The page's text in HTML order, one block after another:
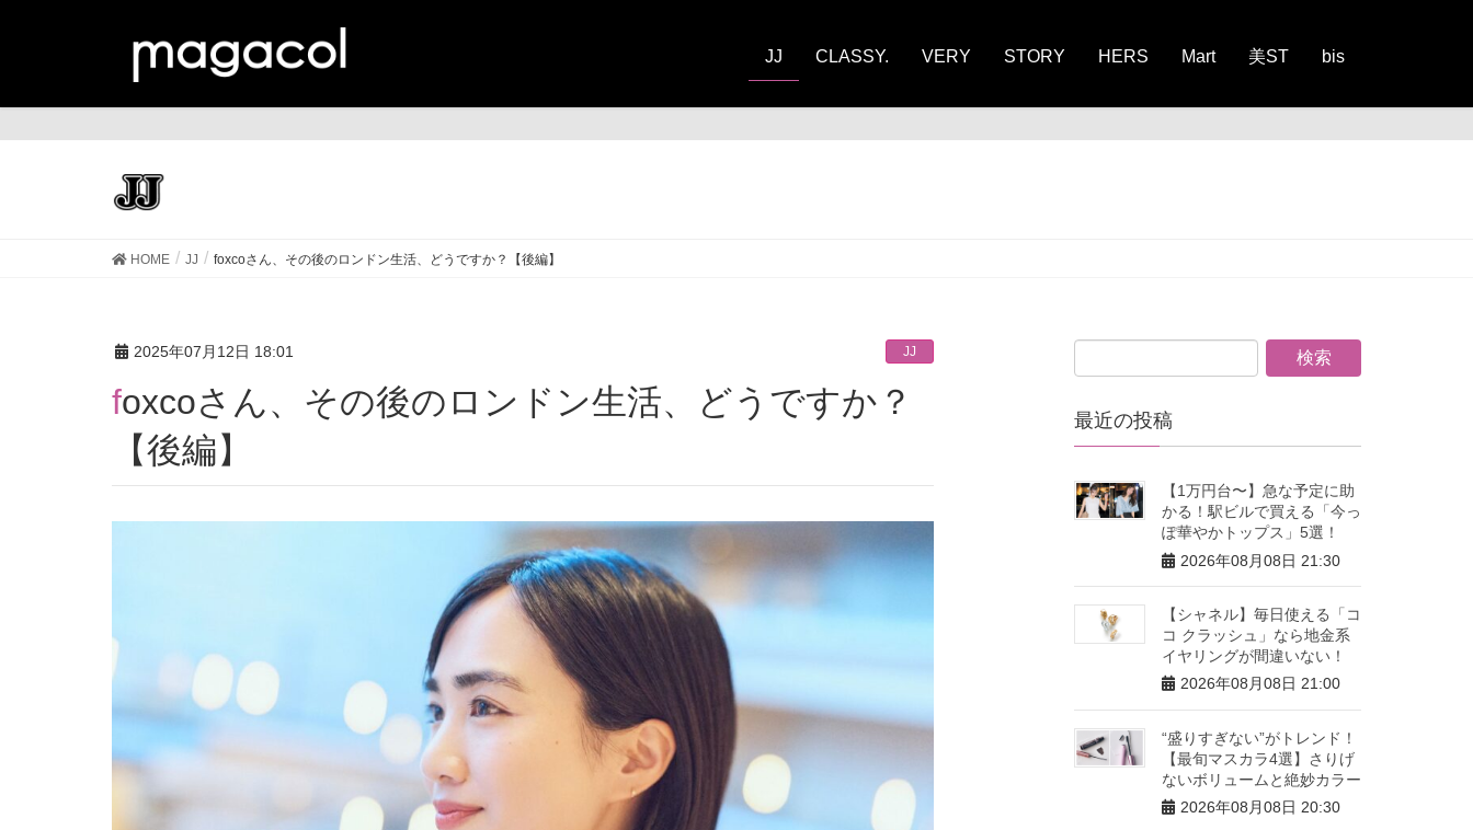
JJ CLASSY. VERY STORY HERS Mart 美ST bis
HOME JJ foxcoさん、その後のロンドン生活、どうですか？【後編】
2025年07月12日 18:01 JJ
foxcoさん、その後のロンドン生活、どうですか？
【後編】
最近の投稿
【1万円台〜】急な予定に助
かる！駅ビルで買える「今っ
ぽ華やかトップス」5選！
2026年08月08日 21:30
【シャネル】毎日使える「コ
コ クラッシュ」なら地金系
イヤリングが間違いない！
2026年08月08日 21:00
“盛りすぎない”がトレンド！
【最旬マスカラ4選】さりげ
ないボリュームと絶妙カラー
2026年08月08日 20:30